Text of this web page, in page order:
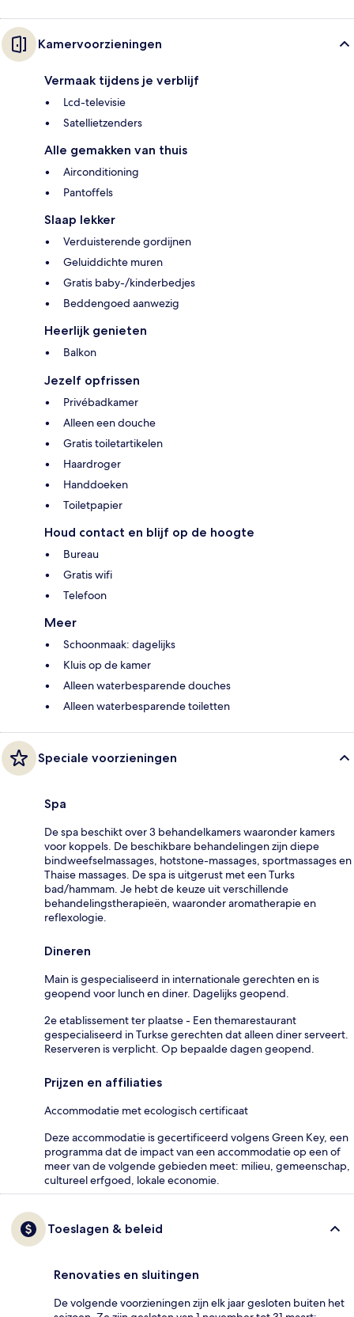
Kamervoorzieningen
Vermaak tijdens je verblijf
Lcd-televisie
Satellietzenders
Alle gemakken van thuis
Airconditioning
Pantoffels
Slaap lekker
Verduisterende gordijnen
Geluiddichte muren
Gratis baby-/kinderbedjes
Beddengoed aanwezig
Heerlijk genieten
Balkon
Jezelf opfrissen
Privébadkamer
Alleen een douche
Gratis toiletartikelen
Haardroger
Handdoeken
Toiletpapier
Houd contact en blijf op de hoogte
Bureau
Gratis wifi
Telefoon
Meer
Schoonmaak: dagelijks
Kluis op de kamer
Alleen waterbesparende douches
Alleen waterbesparende toiletten
Speciale voorzieningen
Spa
De spa beschikt over 3 behandelkamers waaronder kamers
voor koppels. De beschikbare behandelingen zijn diepe
bindweefselmassages, hotstone-massages, sportmassages en
Thaise massages. De spa is uitgerust met een Turks
bad/hammam. Je hebt de keuze uit verschillende
behandelingstherapieën, waaronder aromatherapie en
reflexologie.
Dineren
Main is gespecialiseerd in internationale gerechten en is
geopend voor lunch en diner. Dagelijks geopend.
2e etablissement ter plaatse - Een themarestaurant
gespecialiseerd in Turkse gerechten dat alleen diner serveert.
Reserveren is verplicht. Op bepaalde dagen geopend.
Prijzen en affiliaties
Accommodatie met ecologisch certificaat
Deze accommodatie is gecertificeerd volgens Green Key, een
programma dat de impact van een accommodatie op een of
meer van de volgende gebieden meet: milieu, gemeenschap,
cultureel erfgoed, lokale economie.
Toeslagen & beleid
Renovaties en sluitingen
De volgende voorzieningen zijn elk jaar gesloten buiten het